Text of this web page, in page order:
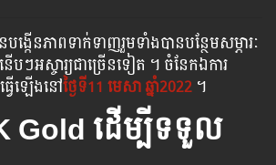
បង្កើនភាពទាក់ទាញរួមទាំងបានបន្ថែមសម្ភារៈ
បៗអស្ចារ្យជាច្រើនទៀត ។ ចំនែកឯការ
វើឡើងនៅថ្ងៃទី11 ​មេសា ឆ្នាំ2022 ។
Gold ដើម្បីទទួល